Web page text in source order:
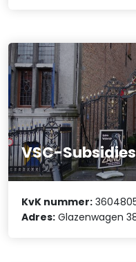
VSC-Subsidies
KvK nummer:
Adres: Glazenwagen